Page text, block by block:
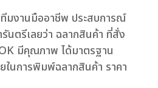
มงานมืออาชีพ ประสบการณ์
นตรีเลยว่า ฉลากสินค้า ที่สั่ง
มีคุณภาพ ได้มาตรฐาน
ในการพิมพ์ฉลากสินค้า ราคา